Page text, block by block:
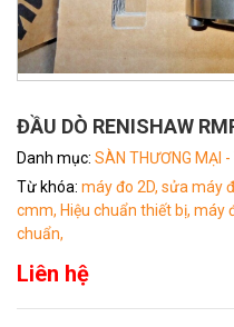
ĐẦU DÒ RENISHAW
Danh mục: SÀN THƯƠNG MẠI
Từ khóa: máy đo 2D, sửa máy
cmm, Hiệu chuẩn thiết bị, máy
chuẩn,
Liên hệ